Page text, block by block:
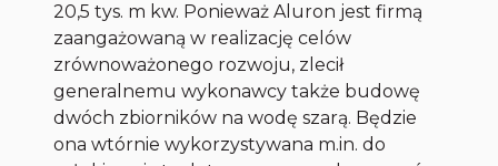
20,5 tys. m kw. Ponieważ Aluron jest firmą
zaangażowaną w realizację celów
zrównoważonego rozwoju, zlecił
generalnemu wykonawcy także budowę
dwóch zbiorników na wodę szarą. Będzie
ona wtórnie wykorzystywana m.in. do